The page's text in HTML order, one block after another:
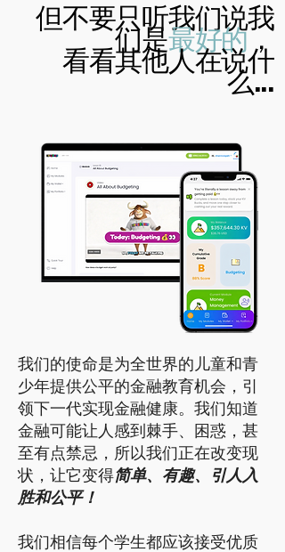
但不要只听我们说我
们是最好的，
看看其他人在说什
么...
我们的使命是为全世界的儿童和青
少年提供公平的金融教育机会，引
领下一代实现金融健康。我们知道
金融可能让人感到棘手、困惑，甚
至有点禁忌，所以我们正在改变现
状，让它变得简单、有趣、引人入
胜和公平！
我们相信每个学生都应该接受优质